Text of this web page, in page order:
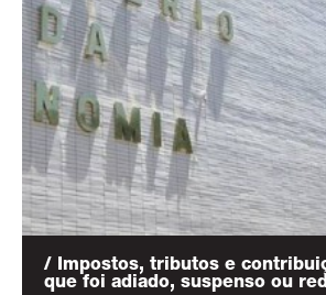
/ Impostos, tributos e
que foi adiado, suspenso ou